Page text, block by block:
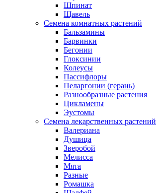
Шпинат
Щавель
Семена комнатных растений
Бальзамины
Барвинки
Бегонии
Глоксинии
Колеусы
Пассифлоры
Пеларгонии (герань)
Разнообразные растения
Цикламены
Эустомы
Семена лекарственных растений
Валериана
Душица
Зверобой
Мелисса
Мята
Разные
Ромашка